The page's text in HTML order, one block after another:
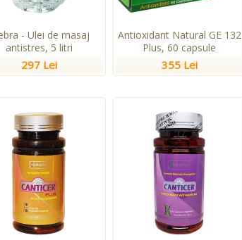
- Ulei de masaj
antistres, 5 litri
297 Lei
Antioxidant Natural GE 132
Plus, 60 capsule
355 Lei